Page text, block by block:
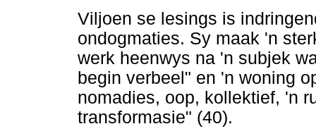
Viljoen se lesings is
ondogmaties. Sy maak 'n
werk heenwys na 'n subjek
begin verbeel" en 'n woning
nomadies, oop, kollektief, 'n
transformasie" (40).